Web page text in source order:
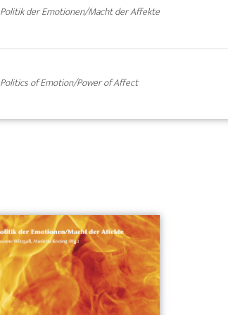
Politik der Emotionen/Macht der Affekte
Politics of Emotion/Power of Affect